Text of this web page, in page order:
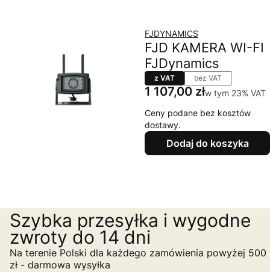
FJDYNAMICS
FJD KAMERA WI-FI
FJDynamics
z VAT bez VAT
Cena
1 107,00 złw tym 23% VAT
w tym 23% VAT
Ceny podane bez kosztów
dostawy.
Dodaj do koszyka
Szybka przesyłka i wygodne
zwroty do 14 dni
Na terenie Polski dla każdego zamówienia powyżej 500
zł - darmowa wysyłka